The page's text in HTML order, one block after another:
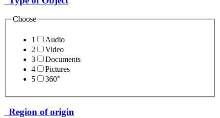
Choose
1
Audio
2
Video
3
Documents
4
Pictures
5
360°
Region of origin